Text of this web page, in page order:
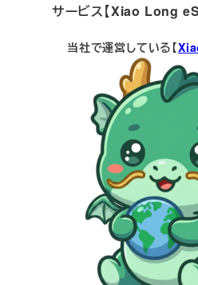
サービス【Xiao Long
当社で運営している【